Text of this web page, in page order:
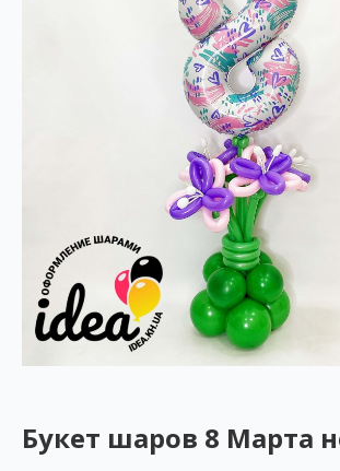
Букет шаров 8 Марта